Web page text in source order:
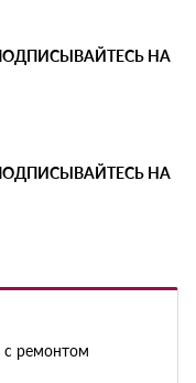
НА
НА
ремонтом